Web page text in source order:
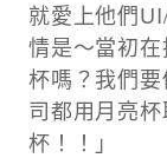
就愛上他們
情是～當初
杯嗎？我們
司都用月亮
杯！！」​​